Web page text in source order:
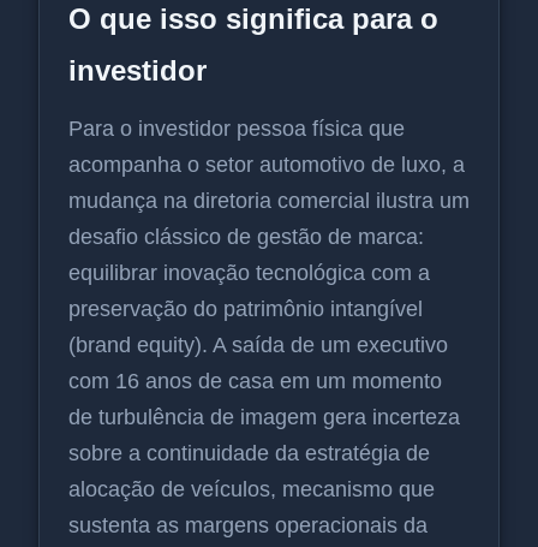
O que isso significa para o
investidor
Para o investidor pessoa física que
acompanha o setor automotivo de luxo, a
mudança na diretoria comercial ilustra um
desafio clássico de gestão de marca:
equilibrar inovação tecnológica com a
preservação do patrimônio intangível
(brand equity). A saída de um executivo
com 16 anos de casa em um momento
de turbulência de imagem gera incerteza
sobre a continuidade da estratégia de
alocação de veículos, mecanismo que
sustenta as margens operacionais da